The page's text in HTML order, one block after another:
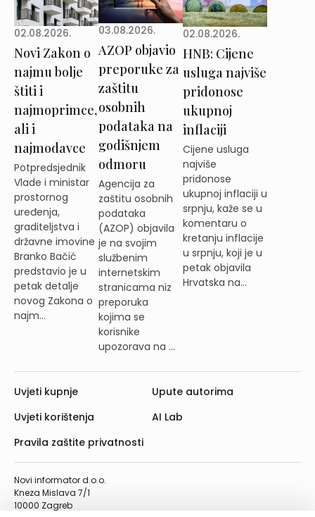
02.08.2026.
Novi Zakon o
najmu bolje
štiti i
najmoprimce,
ali i
najmodavce
Potpredsjednik
Vlade i ministar
prostornog
uređenja,
graditeljstva i
državne imovine
Branko Bačić
predstavio je u
petak detalje
novog Zakona o
najm...
03.08.2026.
AZOP objavio
preporuke za
zaštitu
osobnih
podataka na
godišnjem
odmoru
Agencija za
zaštitu osobnih
podataka
(AZOP) objavila
je na svojim
službenim
internetskim
stranicama niz
preporuka
kojima se
korisnike
upozorava na ...
02.08.2026.
HNB: Cijene
usluga najviše
pridonose
ukupnoj
inflaciji
Cijene usluga
najviše
pridonose
ukupnoj inflaciji u
srpnju, kaže se u
komentaru o
kretanju inflacije
u srpnju, koji je u
petak objavila
Hrvatska na...
Novi informator d.o.o.
Kneza Mislava 7/1
10000 Zagreb
Uvjeti kupnje
Uvjeti korištenja
Pravila zaštite privatnosti
Upute autorima
AI Lab